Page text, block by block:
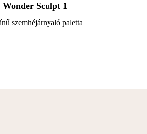
Wonder Sculpt 1
szemhéjárnyaló paletta